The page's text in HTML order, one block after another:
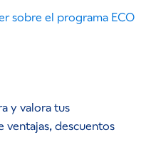
sobre el programa ECO
y valora tus
descuentos